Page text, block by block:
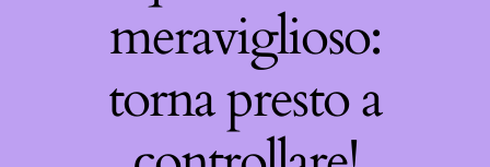
meraviglioso:
torna presto a